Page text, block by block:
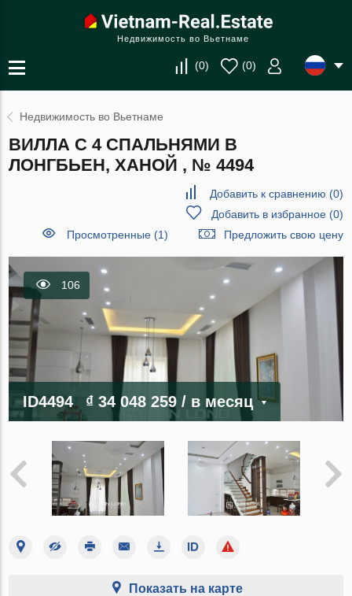
Недвижимость во Вьетнаме
(0) (0)
Недвижимость во Вьетнаме
ВИЛЛА С 4 СПАЛЬНЯМИ В
ЛОНГБЬЕН, ХАНОЙ , № 4494
Добавить к сравнению (0)
Добавить в избранное(0)
Просмотренные (1)
Предложить свою цену
106
ID4494 ₫ 34 048 259/ в месяц
Показать на карте